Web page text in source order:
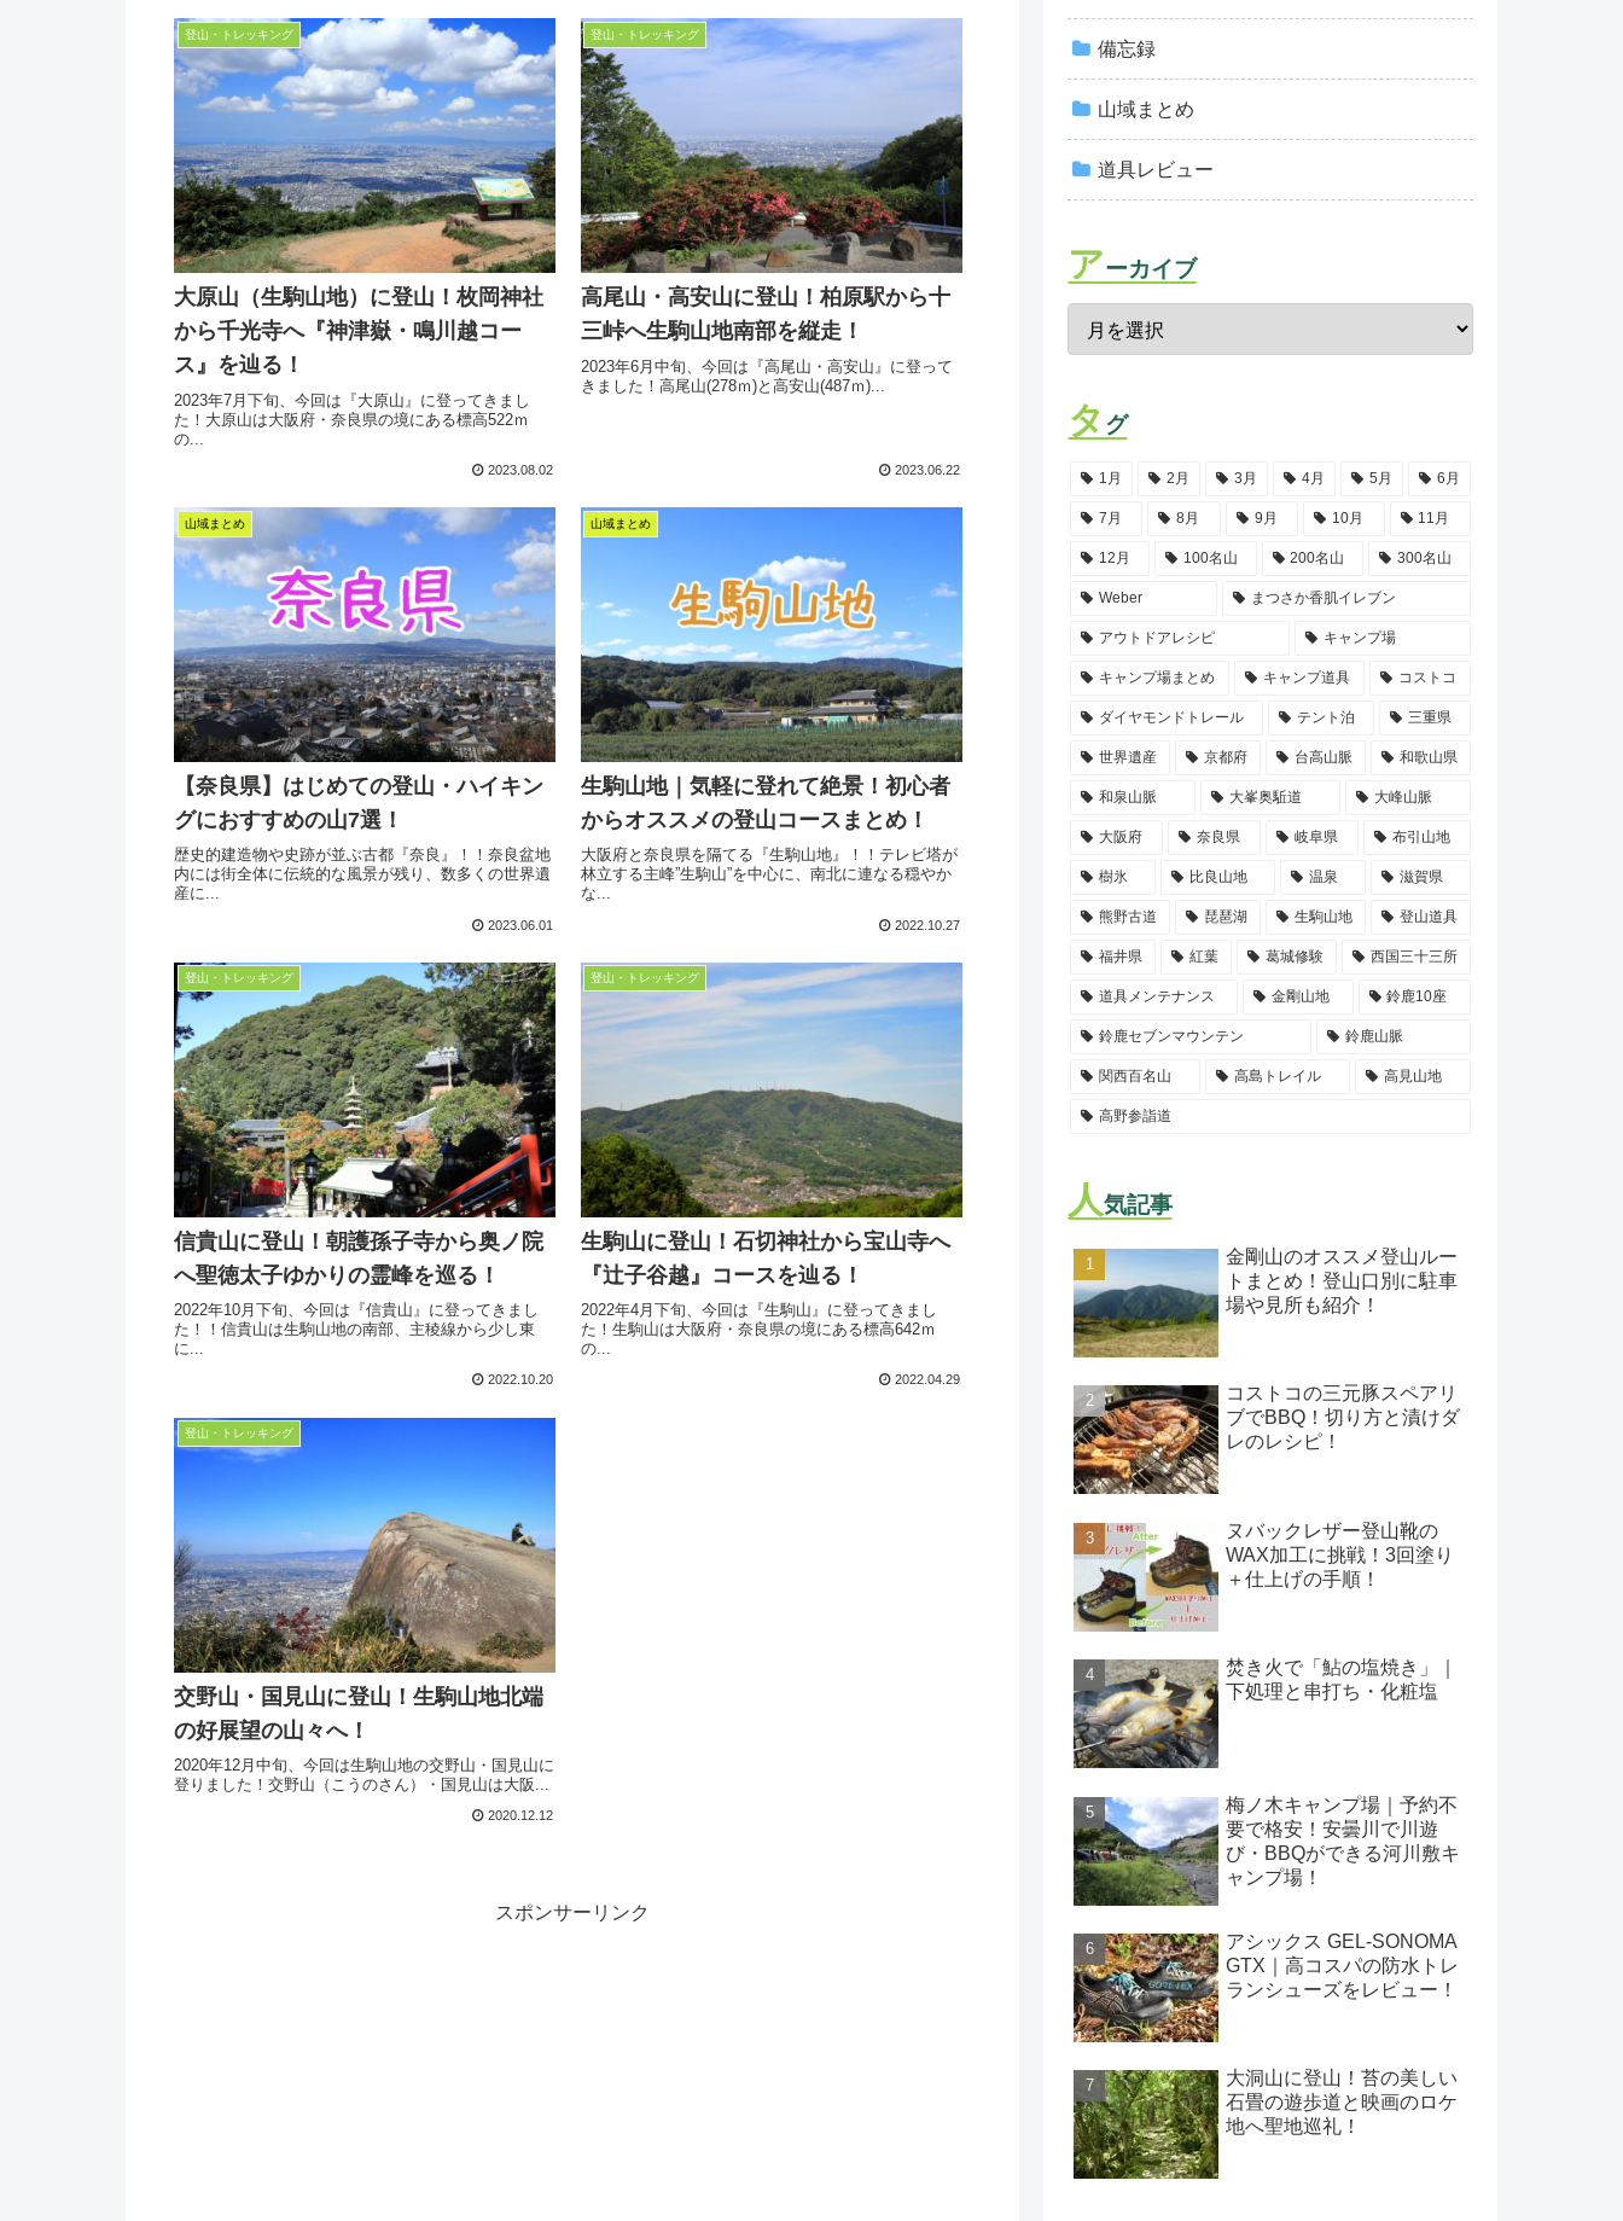
登山・トレッキング
大原山（生駒山地）に登山！枚岡神社
から千光寺へ『神津嶽・鳴川越コー
ス』を辿る！
2023年7月下旬、今回は『大原山』に登ってきまし
た！大原山は大阪府・奈良県の境にある標高522ｍ
の...
2023.08.02
登山・トレッキング
高尾山・高安山に登山！柏原駅から十
三峠へ生駒山地南部を縦走！
2023年6月中旬、今回は『高尾山・高安山』に登って
きました！高尾山(278ｍ)と高安山(487ｍ)...
2023.06.22
山域まとめ
【奈良県】はじめての登山・ハイキン
グにおすすめの山7選！
歴史的建造物や史跡が並ぶ古都『奈良』！！奈良盆地
内には街全体に伝統的な風景が残り、数多くの世界遺
産に...
2023.06.01
山域まとめ
生駒山地｜気軽に登れて絶景！初心者
からオススメの登山コースまとめ！
大阪府と奈良県を隔てる『生駒山地』！！テレビ塔が
林立する主峰”生駒山”を中心に、南北に連なる穏やか
な...
2022.10.27
登山・トレッキング
信貴山に登山！朝護孫子寺から奥ノ院
へ聖徳太子ゆかりの霊峰を巡る！
2022年10月下旬、今回は『信貴山』に登ってきまし
た！！信貴山は生駒山地の南部、主稜線から少し東
に...
2022.10.20
登山・トレッキング
生駒山に登山！石切神社から宝山寺へ
『辻子谷越』コースを辿る！
2022年4月下旬、今回は『生駒山』に登ってきまし
た！生駒山は大阪府・奈良県の境にある標高642ｍ
の...
2022.04.29
登山・トレッキング
交野山・国見山に登山！生駒山地北端
の好展望の山々へ！
2020年12月中旬、今回は生駒山地の交野山・国見山に
登りました！交野山（こうのさん）・国見山は大阪...
2020.12.12
スポンサーリンク
備忘録
山域まとめ
道具レビュー
アーカイブ
タ グ
1月 2月 3月 4月 5月 6月
7月 8月 9月 10月 11月
12月 100名山 200名山 300名山
Weber まつさか香肌イレブン
アウトドアレシピ キャンプ場
キャンプ場まとめ キャンプ道具 コストコ
ダイヤモンドトレール テント泊 三重県
世界遺産 京都府 台高山脈 和歌山県
和泉山脈 大峯奥駈道 大峰山脈
大阪府 奈良県 岐阜県 布引山地
樹氷 比良山地 温泉 滋賀県
熊野古道 琵琶湖 生駒山地 登山道具
福井県 紅葉 葛城修験 西国三十三所
道具メンテナンス 金剛山地 鈴鹿10座
鈴鹿セブンマウンテン 鈴鹿山脈
関西百名山 高島トレイル 高見山地
高野参詣道
人気記事
金剛山のオススメ登山ルー
トまとめ！登山口別に駐車
場や見所も紹介！
コストコの三元豚スペアリ
ブでBBQ！切り方と漬けダ
レのレシピ！
ヌバックレザー登山靴の
WAX加工に挑戦！3回塗り
＋仕上げの手順！
焚き火で「鮎の塩焼き」｜
下処理と串打ち・化粧塩
梅ノ木キャンプ場｜予約不
要で格安！安曇川で川遊
び・BBQができる河川敷キ
ャンプ場！
アシックス GEL-SONOMA
GTX｜高コスパの防水トレ
ランシューズをレビュー！
大洞山に登山！苔の美しい
石畳の遊歩道と映画のロケ
地へ聖地巡礼！